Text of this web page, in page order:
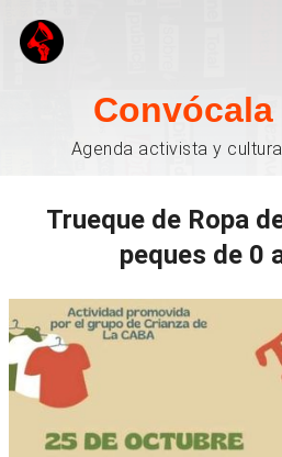
Convócala
Agenda activista y
Trueque de Ropa
peques de 0